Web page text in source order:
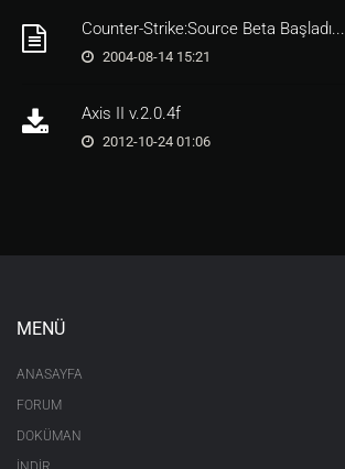
Counter-Strike:Source Beta Başladı...
2004-08-14 15:21
Axis II v.2.0.4f
2012-10-24 01:06
MENÜ
ANASAYFA
FORUM
DOKÜMAN